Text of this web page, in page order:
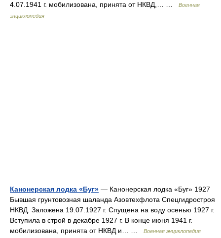
4.07.1941 г. мобилизована, принята от НКВД,… …
Военная
энциклопедия
Канонерская лодка «Буг» — Канонерская лодка «Буг» 1927
Бывшая грунтовозная шаланда Азовтехфлота Спецгидростроя
НКВД. Заложена 19.07.1927 г. Спущена на воду осенью 1927 г.
Вступила в строй в декабре 1927 г. В конце июня 1941 г.
мобилизована, принята от НКВД и… …
Военная энциклопедия